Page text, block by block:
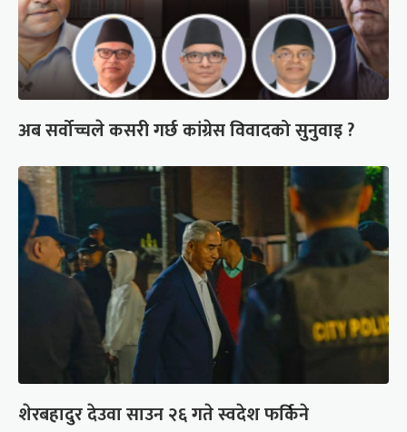
अब सर्वोच्चले कसरी गर्छ कांग्रेस विवादको सुनुवाइ ?
शेरबहादुर देउवा साउन २६ गते स्वदेश फर्किने